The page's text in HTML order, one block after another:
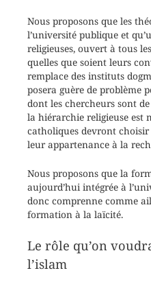
Nous proposons que les
l’université publique et
religieuses, ouvert à tous
quelles que soient leurs
remplace des instituts
posera guère de problème
dont les chercheurs sont
la hiérarchie religieuse est
catholiques devront
leur appartenance à la
Nous proposons que la
aujourd’hui intégrée à
donc comprenne comme
formation à la laïcité.
Le rôle qu’on
l’islam